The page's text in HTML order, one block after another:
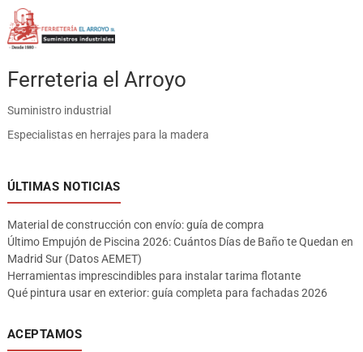
Ferreteria el Arroyo
Suministro industrial
Especialistas en herrajes para la madera
ÚLTIMAS NOTICIAS
Material de construcción con envío: guía de compra
Último Empujón de Piscina 2026: Cuántos Días de Baño te Quedan en
Madrid Sur (Datos AEMET)
Herramientas imprescindibles para instalar tarima flotante
Qué pintura usar en exterior: guía completa para fachadas 2026
ACEPTAMOS